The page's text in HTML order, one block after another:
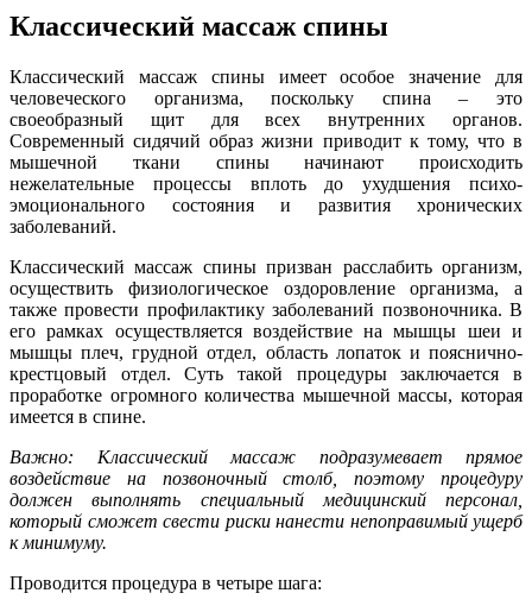
Классический массаж спины
Классический массаж спины имеет особое значение для
человеческого организма, поскольку спина – это
своеобразный щит для всех внутренних органов.
Современный сидячий образ жизни приводит к тому, что в
мышечной ткани спины начинают происходить
нежелательные процессы вплоть до ухудшения психо-
эмоционального состояния и развития хронических
заболеваний.
Классический массаж спины призван расслабить организм,
осуществить физиологическое оздоровление организма, а
также провести профилактику заболеваний позвоночника. В
его рамках осуществляется воздействие на мышцы шеи и
мышцы плеч, грудной отдел, область лопаток и пояснично-
крестцовый отдел. Суть такой процедуры заключается в
проработке огромного количества мышечной массы, которая
имеется в спине.
Важно: Классический массаж подразумевает прямое
воздействие на позвоночный столб, поэтому процедуру
должен выполнять специальный медицинский персонал,
который сможет свести риски нанести непоправимый ущерб
к минимуму.
Проводится процедура в четыре шага: